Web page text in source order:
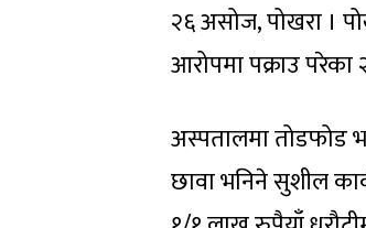
२६ असोज, पोखरा ।
आरोपमा पक्राउ
अस्पतालमा तोडफोड
छावा भनिने सुशील